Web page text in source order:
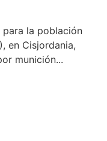
para la población
en Cisjordania,
munición...